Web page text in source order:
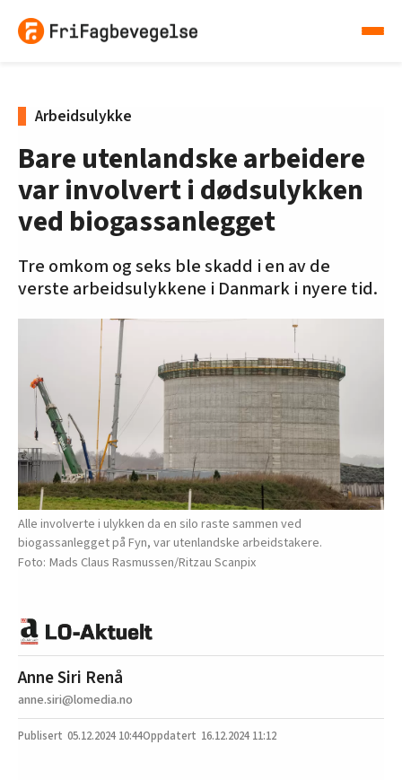
Arbeidsulykke
Bare utenlandske arbeidere
var involvert i dødsulykken
ved biogassanlegget
Tre omkom og seks ble skadd i en av de
verste arbeidsulykkene i Danmark i nyere tid.
Alle involverte i ulykken da en silo raste sammen ved
biogassanlegget på Fyn, var utenlandske arbeidstakere.
Mads Claus Rasmussen/Ritzau Scanpix
Anne Siri Renå
anne.siri@lomedia.no
05.12.2024 10:44 16.12.2024 11:12